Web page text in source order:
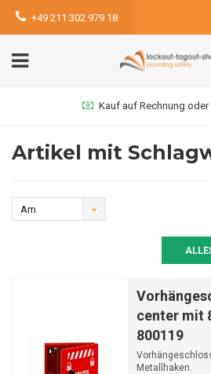
+49 211 302 979 18
Kauf auf Rechnung oder
Artikel mit
Am
center mit
800119
Metallhaken.